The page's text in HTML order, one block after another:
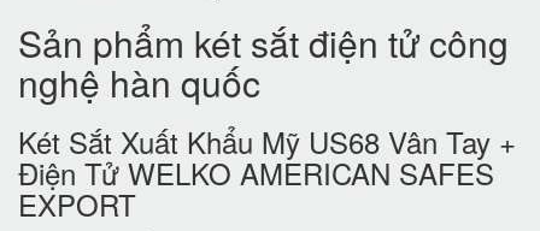
Sản phẩm két sắt điện tử công
nghệ hàn quốc
Két Sắt Xuất Khẩu Mỹ US68 Vân Tay +
Điện Tử WELKO AMERICAN SAFES
EXPORT